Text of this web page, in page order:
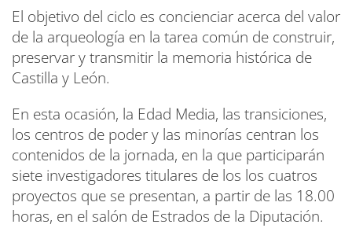
El objetivo del ciclo es concienciar acerca del valor
de la arqueología en la tarea común de construir,
preservar y transmitir la memoria histórica de
Castilla y León.
En esta ocasión, la Edad Media, las transiciones,
los centros de poder y las minorías centran los
contenidos de la jornada, en la que participarán
siete investigadores titulares de los los cuatros
proyectos que se presentan, a partir de las 18.00
horas, en el salón de Estrados de la Diputación.